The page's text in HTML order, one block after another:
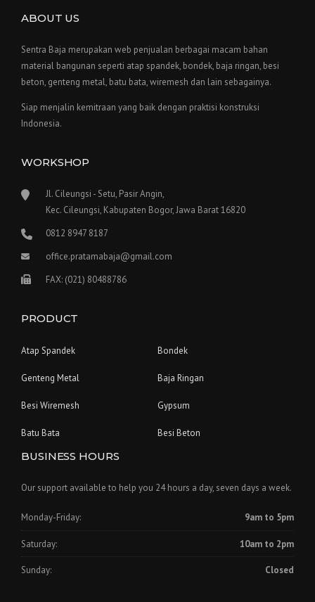
ABOUT US
Sentra Baja merupakan web penjualan berbagai macam bahan
material bangunan seperti atap spandek, bondek, baja ringan, besi
beton, genteng metal, batu bata, wiremesh dan lain sebagainya.
Siap menjalin kemitraan yang baik dengan praktisi konstruksi
Indonesia.
WORKSHOP
Jl. Cileungsi - Setu, Pasir Angin,
Kec. Cileungsi, Kabupaten Bogor, Jawa Barat 16820
0812 8947 8187
office.pratamabaja@gmail.com
FAX: (021) 80488786
PRODUCT
Atap Spandek Bondek
Genteng Metal Baja Ringan
Besi Wiremesh Gypsum
Batu Bata Besi Beton
BUSINESS HOURS
Our support available to help you 24 hours a day, seven days a week.
Monday-Friday: 9am to 5pm
Saturday: 10am to 2pm
Sunday: Closed